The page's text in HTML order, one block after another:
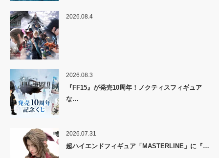
2026.08.4
2026.08.3
『FF15』が発売10周年！ノクティスフィギュア
な…
2026.07.31
超ハイエンドフィギュア「MASTERLINE」に『…